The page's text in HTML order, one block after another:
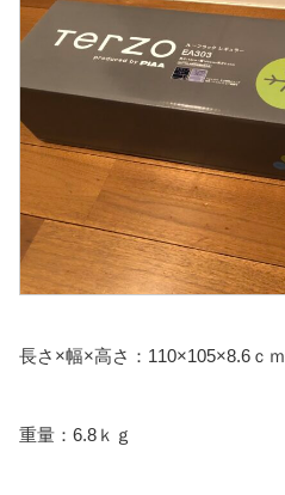
長さ×幅×高さ：110×105×8.6ｃｍ
重量：6.8ｋｇ